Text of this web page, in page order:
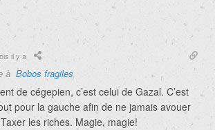
il y a
à Bobos fragiles
de cégepien, c’est celui de Gazal. C’est
pour la gauche afin de ne jamais avouer
les riches. Magie, magie!